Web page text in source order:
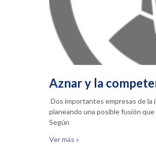
Aznar y la
Dos importantes empresas de la
planeando una posible fusión
Según
Ver más »